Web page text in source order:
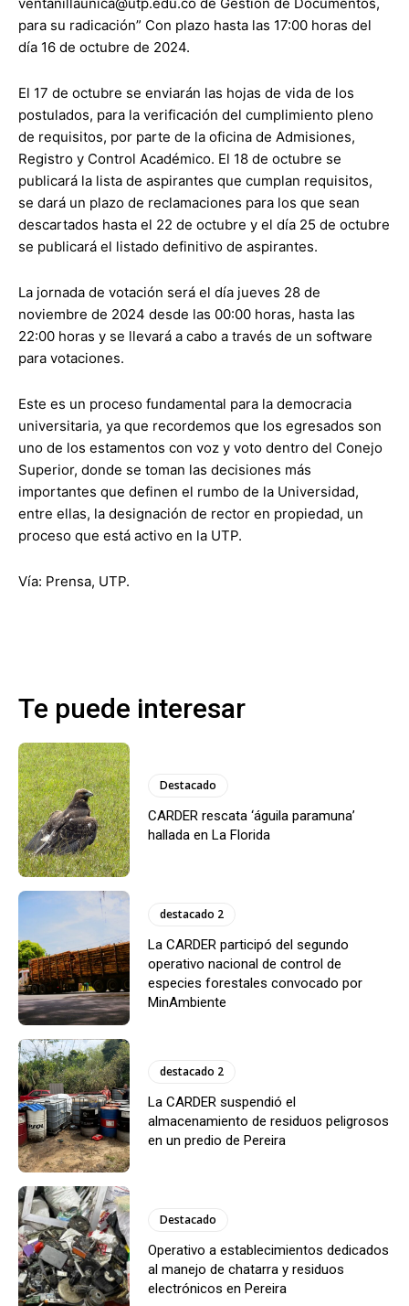
para su radicación” Con plazo hasta las 17:00 horas del
día 16 de octubre de 2024.
El 17 de octubre se enviarán las hojas de vida de los
postulados, para la verificación del cumplimiento pleno
de requisitos, por parte de la oficina de Admisiones,
Registro y Control Académico. El 18 de octubre se
publicará la lista de aspirantes que cumplan requisitos,
se dará un plazo de reclamaciones para los que sean
descartados hasta el 22 de octubre y el día 25 de octubre
se publicará el listado definitivo de aspirantes.
La jornada de votación será el día jueves 28 de
noviembre de 2024 desde las 00:00 horas, hasta las
22:00 horas y se llevará a cabo a través de un software
para votaciones.
Este es un proceso fundamental para la democracia
universitaria, ya que recordemos que los egresados son
uno de los estamentos con voz y voto dentro del Conejo
Superior, donde se toman las decisiones más
importantes que definen el rumbo de la Universidad,
entre ellas, la designación de rector en propiedad, un
proceso que está activo en la UTP.
Vía: Prensa, UTP.
Te puede interesar
Destacado
CARDER rescata ‘águila paramuna’
hallada en La Florida
destacado 2
La CARDER participó del segundo
operativo nacional de control de
especies forestales convocado por
MinAmbiente
destacado 2
La CARDER suspendió el
almacenamiento de residuos peligrosos
en un predio de Pereira
Destacado
Operativo a establecimientos dedicados
al manejo de chatarra y residuos
electrónicos en Pereira